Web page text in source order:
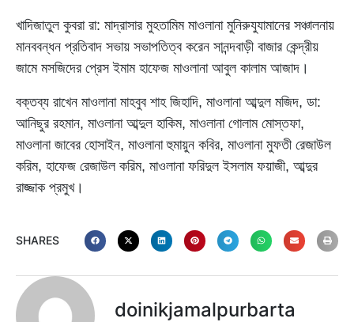
খাদিজাতুল কুবরা রা: মাদ্রাসার মুহতামিম মাওলানা মুনিরুযুযামানের সঞ্চালনায়
মানববন্ধন প্রতিবাদ সভায় সভাপতিত্ব করেন সানন্দবাড়ী বাজার কেন্দ্রীয়
জামে মসজিদের প্রেস ইমাম হাফেজ মাওলানা আবুল কালাম আজাদ।
বক্তব্য রাখেন মাওলানা মাহবুব শাহ জিহাদি, মাওলানা আব্দুল মজিদ, ডা:
আনিছুর রহমান, মাওলানা আব্দুল হাকিম, মাওলানা গোলাম মোস্তফা,
মাওলানা জাবের হোসাইন, মাওলানা হুমায়ুন কবির, মাওলানা মুফতী রেজাউল
করিম, হাফেজ রেজাউল করিম, মাওলানা ফরিদুল ইসলাম ফয়াজী, আব্দুর
রাজ্জাক প্রমুখ।
SHARES
doinikjamalpurbarta